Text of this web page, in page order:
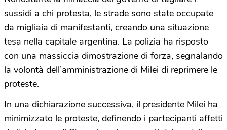
sussidi a chi protesta, le strade sono state occupate
da migliaia di manifestanti, creando una situazione
tesa nella capitale argentina. La polizia ha risposto
con una massiccia dimostrazione di forza, segnalando
la volontà dell’amministrazione di Milei di reprimere le
proteste.
In una dichiarazione successiva, il presidente Milei ha
minimizzato le proteste, definendo i partecipanti affetti